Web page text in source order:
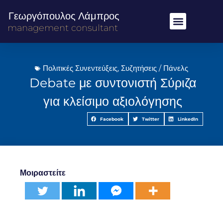
Γεωργόπουλος Λάμπρος
management consultant
Πολιτικές Συνεντεύξεις, Συζητήσεις / Πάνελς
Debate με συντονιστή Σύριζα
για κλείσιμο αξιολόγησης
Facebook Twitter LinkedIn
Μοιραστείτε